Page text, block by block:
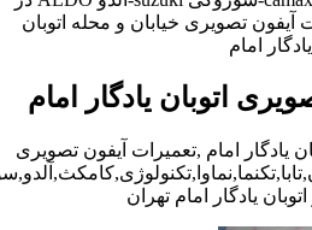
آیفون تصویری خیابان و محله اتوبان
یادگار امام
اتوبان یادگار امام
یادگار امام ,تعمیرات آیفون تصویری
یادگار امام تهران